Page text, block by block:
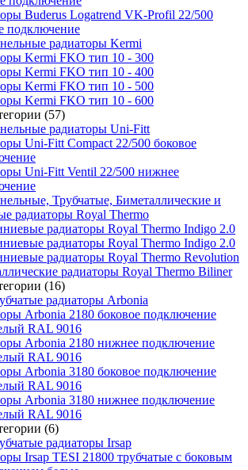
Buderus Logatrend VK-Profil 22/500
подключение
радиаторы Kermi
Kermi FKO тип 10 - 300
Kermi FKO тип 10 - 400
Kermi FKO тип 10 - 500
Kermi FKO тип 10 - 600
(57)
радиаторы Uni-Fitt
Uni-Fitt Compact 22/500 боковое
Uni-Fitt Ventil 22/500 нижнее
Трубчатые, Биметаллические и
радиаторы Royal Thermo
радиаторы Royal Thermo Indigo 2.0
радиаторы Royal Thermo Indigo 2.0
радиаторы Royal Thermo Revolution
радиаторы Royal Thermo Biliner
(16)
радиаторы Arbonia
Arbonia 2180 боковое подключение
RAL 9016
Arbonia 2180 нижнее подключение
RAL 9016
Arbonia 3180 боковое подключение
RAL 9016
Arbonia 3180 нижнее подключение
RAL 9016
(6)
радиаторы Irsap
Irsap TESI 21800 трубчатые с боковым